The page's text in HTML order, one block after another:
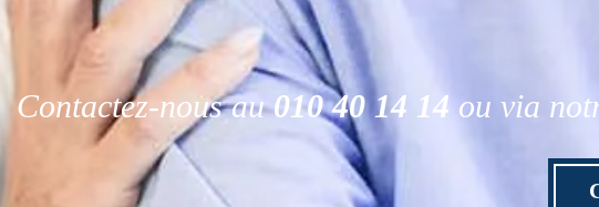
Contactez-nous au010 40 14 14 ou via